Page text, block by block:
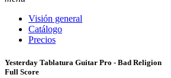
Visión general
Catálogo
Precios
Yesterday Tablatura Guitar Pro - Bad Religion
Full Score